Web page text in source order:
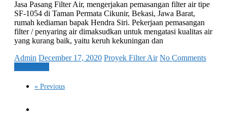
Jasa Pasang Filter Air, mengerjakan pemasangan filter air tipe
SF-1054 di Taman Permata Cikunir, Bekasi, Jawa Barat,
rumah kediaman bapak Hendra Siri. Pekerjaan pemasangan
filter / penyaring air dimaksudkan untuk mengatasi kualitas air
yang kurang baik, yaitu keruh kekuningan dan
Admin December 17, 2020 Proyek Filter Air No Comments
« Previous